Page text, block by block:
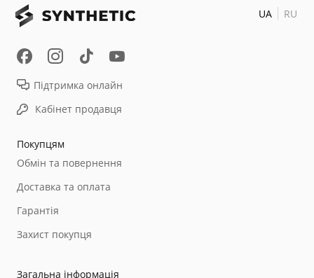
Покупцям
Обмін та повернення
Доставка та оплата
Гарантія
Захист покупця
Загальна інформація
Підтримка онлайн
Кабінет продавця
UA RU